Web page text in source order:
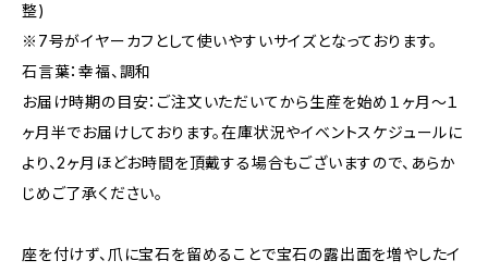
整)
※7号がイヤーカフとして使いやすいサイズとなっております。
石言葉：幸福、調和
お届け時期の目安：ご注文いただいてから生産を始め１ヶ月〜１
ヶ月半でお届けしております。在庫状況やイベントスケジュールに
より、2ヶ月ほどお時間を頂戴する場合もございますので、あらか
じめご了承ください。
座を付けず、爪に宝石を留めることで宝石の露出面を増やしたイ